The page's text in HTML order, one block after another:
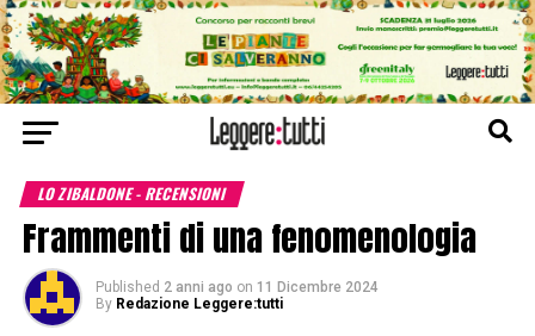
LO ZIBALDONE - RECENSIONI
Frammenti di una fenomenologia
Published 2 anni ago on 11 Dicembre 2024
By Redazione Leggere:tutti